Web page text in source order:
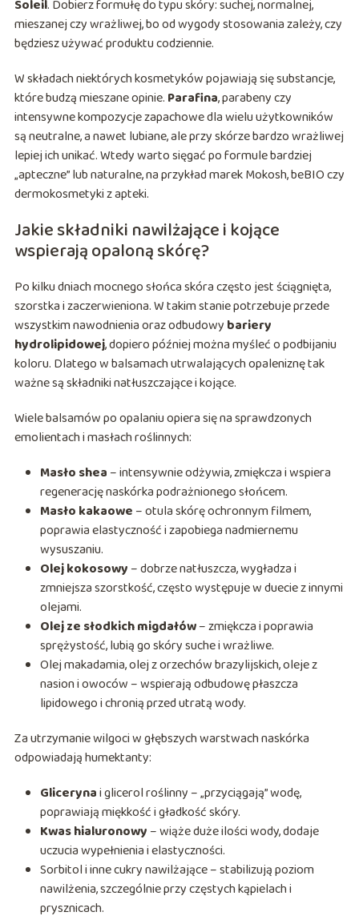
Soleil. Dobierz formułę do typu skóry: suchej, normalnej,
mieszanej czy wrażliwej, bo od wygody stosowania zależy, czy
będziesz używać produktu codziennie.
W składach niektórych kosmetyków pojawiają się substancje,
które budzą mieszane opinie. Parafina, parabeny czy
intensywne kompozycje zapachowe dla wielu użytkowników
są neutralne, a nawet lubiane, ale przy skórze bardzo wrażliwej
lepiej ich unikać. Wtedy warto sięgać po formule bardziej
„apteczne” lub naturalne, na przykład marek Mokosh, beBIO czy
dermokosmetyki z apteki.
Jakie składniki nawilżające i kojące
wspierają opaloną skórę?
Po kilku dniach mocnego słońca skóra często jest ściągnięta,
szorstka i zaczerwieniona. W takim stanie potrzebuje przede
wszystkim nawodnienia oraz odbudowy bariery
hydrolipidowej, dopiero później można myśleć o podbijaniu
koloru. Dlatego w balsamach utrwalających opaleniznę tak
ważne są składniki natłuszczające i kojące.
Wiele balsamów po opalaniu opiera się na sprawdzonych
emolientach i masłach roślinnych:
Masło shea – intensywnie odżywia, zmiękcza i wspiera
regenerację naskórka podrażnionego słońcem.
Masło kakaowe – otula skórę ochronnym filmem,
poprawia elastyczność i zapobiega nadmiernemu
wysuszaniu.
Olej kokosowy – dobrze natłuszcza, wygładza i
zmniejsza szorstkość, często występuje w duecie z innymi
olejami.
Olej ze słodkich migdałów– zmiękcza i poprawia
sprężystość, lubią go skóry suche i wrażliwe.
Olej makadamia, olej z orzechów brazylijskich, oleje z
nasion i owoców – wspierają odbudowę płaszcza
lipidowego i chronią przed utratą wody.
Za utrzymanie wilgoci w głębszych warstwach naskórka
odpowiadają humektanty:
Glicerynai glicerol roślinny – „przyciągają” wodę,
poprawiają miękkość i gładkość skóry.
Kwas hialuronowy – wiąże duże ilości wody, dodaje
uczucia wypełnienia i elastyczności.
Sorbitol i inne cukry nawilżające – stabilizują poziom
nawilżenia, szczególnie przy częstych kąpielach i
prysznicach.